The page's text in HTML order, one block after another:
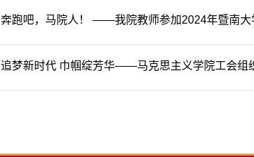
奔跑吧，马院人！ ——我院教师参加2024年暨南大
追梦新时代 巾帼绽芳华——马克思主义学院工会组